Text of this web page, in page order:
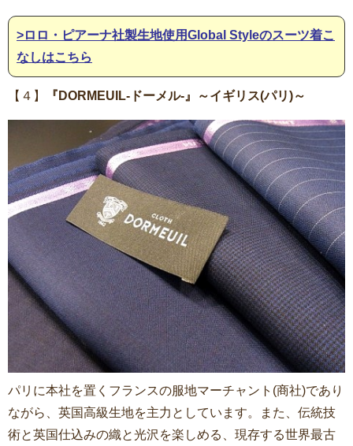
>ロロ・ピアーナ社製生地使用Global Styleのスーツ着こ
なしはこちら
【４】 『DORMEUIL-ドーメル-』～イギリス(パリ)～
パリに本社を置くフランスの服地マーチャント(商社)であり
ながら、英国高級生地を主力としています。また、伝統技
術と英国仕込みの織と光沢を楽しめる、現存する世界最古